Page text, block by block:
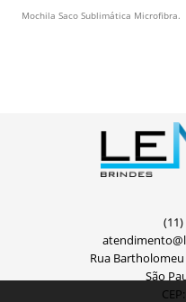
Mochila Saco Sublimática Microfibra.
(11)
Rua Bartholomeu
São